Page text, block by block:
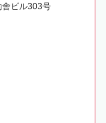
ビル303号